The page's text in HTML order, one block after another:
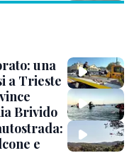
una
a Trieste
Brivido
e